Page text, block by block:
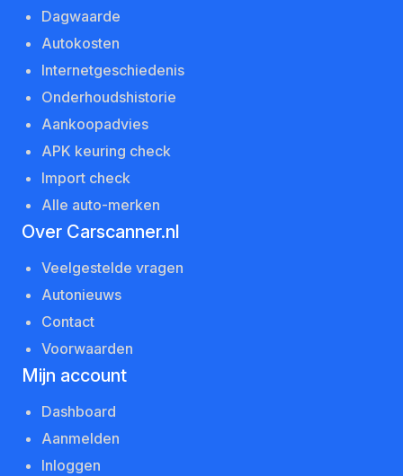
Dagwaarde
Autokosten
Internetgeschiedenis
Onderhoudshistorie
Aankoopadvies
APK keuring check
Import check
Alle auto-merken
Over Carscanner.nl
Veelgestelde vragen
Autonieuws
Contact
Voorwaarden
Mijn account
Dashboard
Aanmelden
Inloggen